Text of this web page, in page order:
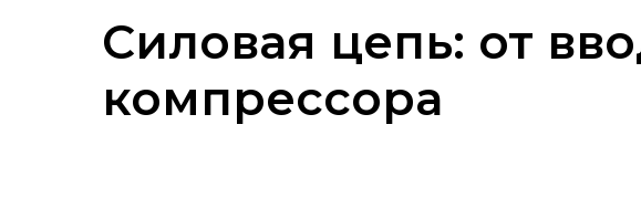
Силовая цепь: от
компрессора